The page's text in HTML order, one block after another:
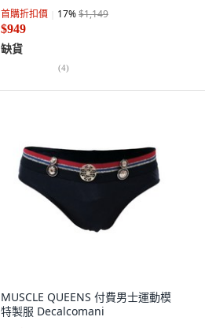
首購折扣價 17%$1,149
$949
缺貨
(4)
MUSCLE QUEENS 付費男士運動模
特製服 Decalcomani